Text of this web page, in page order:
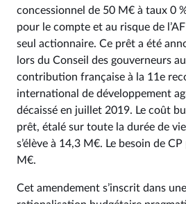
concessionnel de 50 M€ à taux 0
pour le compte et au risque de
seul actionnaire. Ce prêt a été
lors du Conseil des gouverneurs
contribution française à la 11e
international de développement
décaissé en juillet 2019. Le coût
prêt, étalé sur toute la durée de
s’élève à 14,3 M€. Le besoin de
M€.
Cet amendement s’inscrit dans